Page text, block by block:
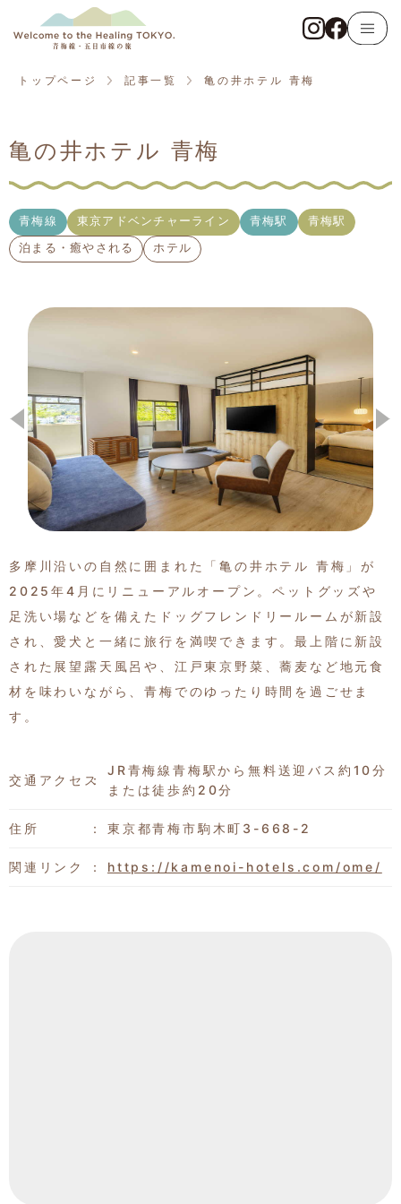
五日市線
記事一覧
観る・触れる
泊まる・癒やされる
季節の特集記事
トップページ 記事一覧 亀の井ホテル 青梅
亀の井ホテル 青梅
青梅線 東京アドベンチャーライン 青梅駅
青梅駅
泊まる・癒やされる
ホテル
多摩川沿いの自然に囲まれた「亀の井ホテル 青梅」が
2025年4月にリニューアルオープン。ペットグッズや
足洗い場などを備えたドッグフレンドリールームが新設
され、愛犬と一緒に旅行を満喫できます。最上階に新設
された展望露天風呂や、江戸東京野菜、蕎麦など地元食
材を味わいながら、青梅でのゆったり時間を過ごせま
す。
交通アクセス
JR青梅線青梅駅から無料送迎バス約10分
または徒歩約20分
住所 東京都青梅市駒木町3-668-2
関連リンク https://kamenoi-hotels.com/ome/